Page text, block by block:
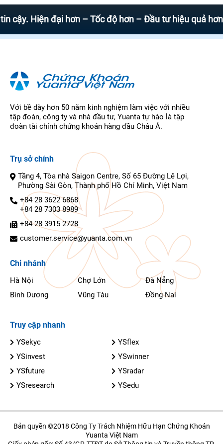
Hiện đại hơn – Tốc độ hơn – Đầu tư hiệu quả hơn
Với bề dày hơn 50 năm kinh nghiệm làm việc với nhiều
tập đoàn, công ty và nhà đầu tư, Yuanta tự hào là tập
đoàn tài chính chứng khoán hàng đầu Châu Á.
Trụ sở chính
Tầng 4, Tòa nhà Saigon Centre, Số 65 Đường Lê Lợi,
Phường Sài Gòn, Thành phố Hồ Chí Minh, Việt Nam
+84 28 3622 6868
+84 28 7303 8989
+84 28 3915 2728
customer.service@yuanta.com.vn
Chi nhánh
Hà Nội Chợ Lớn
Đà Nẵng
Bình Dương
Vũng Tàu Đồng Nai
Truy cập nhanh
YSekyc
YSflex
YSinvest
YSwinner
YSfuture
YSradar
YSresearch
YSedu
Bản quyền ©2018 Công Ty Trách Nhiệm Hữu Hạn Chứng Khoán
Yuanta Việt Nam